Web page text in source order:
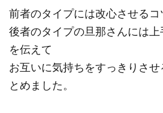
前者のタイプには改心させるコ
後者のタイプの旦那さんには
を伝えて
お互いに気持ちをすっきりさ
とめました。